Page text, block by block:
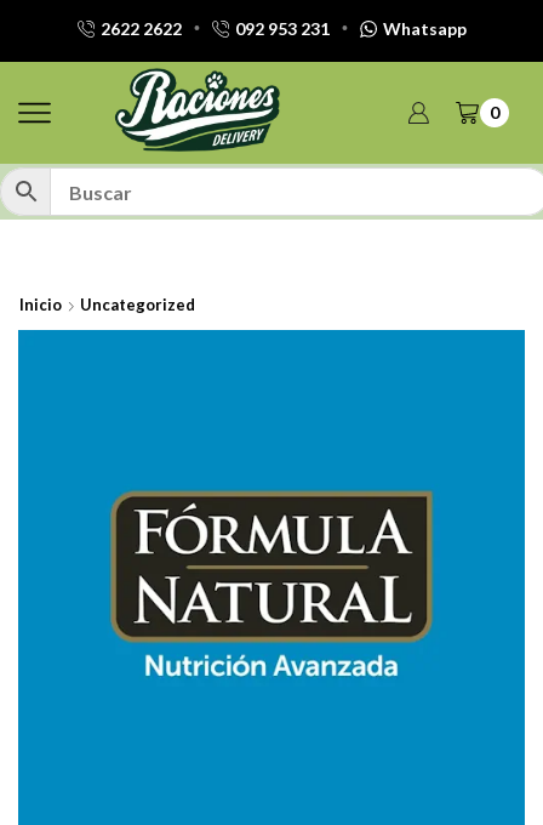
2622 2622 092 953 231 Whatsapp
0
Inicio Uncategorized